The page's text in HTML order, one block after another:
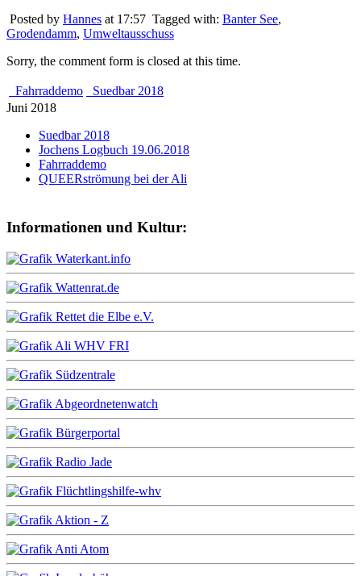
Posted by Hannes at 17:57 Tagged with: Banter See,
Grodendamm, Umweltausschuss
Sorry, the comment form is closed at this time.
Fahrraddemo
Suedbar 2018
Juni 2018
Suedbar 2018
Jochens Logbuch 19.06.2018
Fahrraddemo
QUEERströmung bei der Ali
Informationen und Kultur: